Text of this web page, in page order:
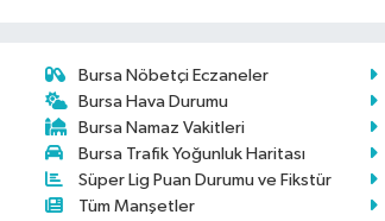
Bursa Nöbetçi Eczaneler
Bursa Hava Durumu
Bursa Namaz Vakitleri
Bursa Trafik Yoğunluk Haritası
Süper Lig Puan Durumu ve Fikstür
Tüm Manşetler